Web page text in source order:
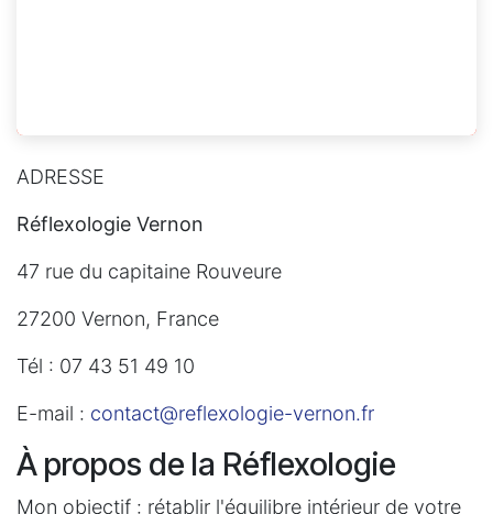
ADRESSE
Réflexologie Vernon
47 rue du capitaine Rouveure
27200 Vernon, France
Tél : 07 43 51 49 10
E-mail : contact@reflexologie-vernon.fr
À propos de la Réflexologie
Mon objectif : rétablir l'équilibre intérieur de votre